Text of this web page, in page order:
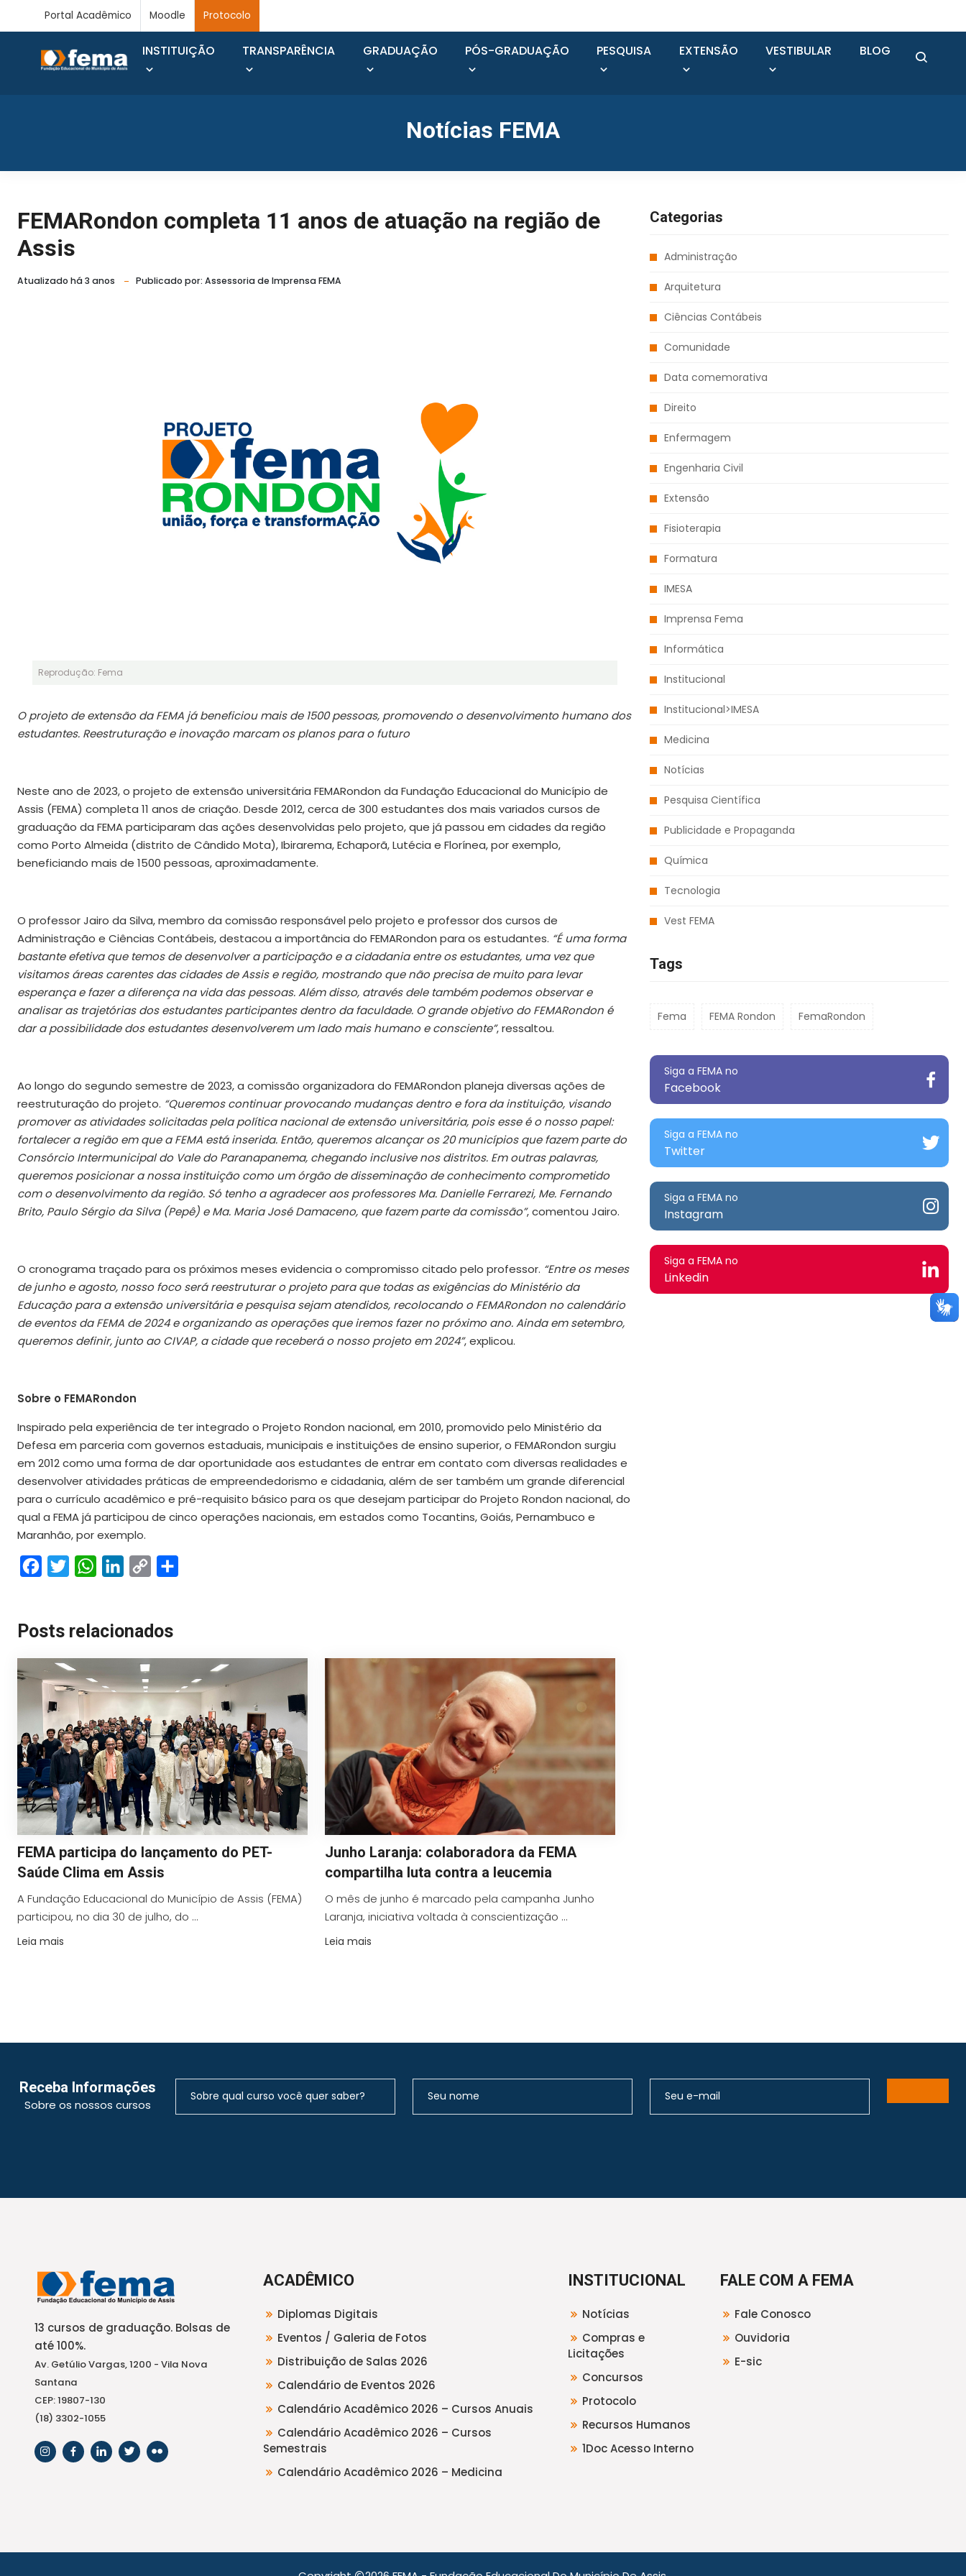
Portal Acadêmico Moodle Protocolo
INSTITUIÇÃO TRANSPARÊNCIA GRADUAÇÃO PÓS-GRADUAÇÃO PESQUISA EXTENSÃO VESTIBULAR BLOG
Notícias FEMA
FEMARondon completa 11 anos de atuação na região de
Assis
Atualizado há 3 anos Publicado por: Assessoria de Imprensa FEMA
Reprodução: Fema
O projeto de extensão da FEMA já beneficiou mais de 1500 pessoas, promovendo o desenvolvimento humano dos
estudantes. Reestruturação e inovação marcam os planos para o futuro
Neste ano de 2023, o projeto de extensão universitária FEMARondon da Fundação Educacional do Município de
Assis (FEMA) completa 11 anos de criação. Desde 2012, cerca de 300 estudantes dos mais variados cursos de
graduação da FEMA participaram das ações desenvolvidas pelo projeto, que já passou em cidades da região
como Porto Almeida (distrito de Cândido Mota), Ibirarema, Echaporã, Lutécia e Florínea, por exemplo,
beneficiando mais de 1500 pessoas, aproximadamente.
O professor Jairo da Silva, membro da comissão responsável pelo projeto e professor dos cursos de
Administração e Ciências Contábeis, destacou a importância do FEMARondon para os estudantes. “É uma forma
bastante efetiva que temos de desenvolver a participação e a cidadania entre os estudantes, uma vez que
visitamos áreas carentes das cidades de Assis e região, mostrando que não precisa de muito para levar
esperança e fazer a diferença na vida das pessoas. Além disso, através dele também podemos observar e
analisar as trajetórias dos estudantes participantes dentro da faculdade. O grande objetivo do FEMARondon é
dar a possibilidade dos estudantes desenvolverem um lado mais humano e consciente”, ressaltou.
Ao longo do segundo semestre de 2023, a comissão organizadora do FEMARondon planeja diversas ações de
reestruturação do projeto. “Queremos continuar provocando mudanças dentro e fora da instituição, visando
promover as atividades solicitadas pela política nacional de extensão universitária, pois esse é o nosso papel:
fortalecer a região em que a FEMA está inserida. Então, queremos alcançar os 20 municípios que fazem parte do
Consórcio Intermunicipal do Vale do Paranapanema, chegando inclusive nos distritos. Em outras palavras,
queremos posicionar a nossa instituição como um órgão de disseminação de conhecimento comprometido
com o desenvolvimento da região. Só tenho a agradecer aos professores Ma. Danielle Ferrarezi, Me. Fernando
Brito, Paulo Sérgio da Silva (Pepê) e Ma. Maria José Damaceno, que fazem parte da comissão”, comentou Jairo.
O cronograma traçado para os próximos meses evidencia o compromisso citado pelo professor. “Entre os meses
de junho e agosto, nosso foco será reestruturar o projeto para que todas as exigências do Ministério da
Educação para a extensão universitária e pesquisa sejam atendidos, recolocando o FEMARondon no calendário
de eventos da FEMA de 2024 e organizando as operações que iremos fazer no próximo ano. Ainda em setembro,
queremos definir, junto ao CIVAP, a cidade que receberá o nosso projeto em 2024”, explicou.
Sobre o FEMARondon
Inspirado pela experiência de ter integrado o Projeto Rondon nacional, em 2010, promovido pelo Ministério da
Defesa em parceria com governos estaduais, municipais e instituições de ensino superior, o FEMARondon surgiu
em 2012 como uma forma de dar oportunidade aos estudantes de entrar em contato com diversas realidades e
desenvolver atividades práticas de empreendedorismo e cidadania, além de ser também um grande diferencial
para o currículo acadêmico e pré-requisito básico para os que desejam participar do Projeto Rondon nacional, do
qual a FEMA já participou de cinco operações nacionais, em estados como Tocantins, Goiás, Pernambuco e
Maranhão, por exemplo.
FacebookTwitterWhatsAppLinkedIn
Copy
Posts relacionados
FEMA participa do lançamento do PET-
Saúde Clima em Assis
A Fundação Educacional do Município de Assis (FEMA)
participou, no dia 30 de julho, do ...
Leia mais
Junho Laranja: colaboradora da FEMA
compartilha luta contra a leucemia
O mês de junho é marcado pela campanha Junho
Laranja, iniciativa voltada à conscientização ...
Leia mais
Categorias
Administração
Arquitetura
Ciências Contábeis
Comunidade
Data comemorativa
Direito
Enfermagem
Engenharia Civil
Extensão
Fisioterapia
Formatura
IMESA
Imprensa Fema
Informática
Institucional
Institucional>IMESA
Medicina
Notícias
Pesquisa Científica
Publicidade e Propaganda
Química
Tecnologia
Vest FEMA
Tags
Fema FEMA Rondon FemaRondon
Siga a FEMA no
Facebook
Siga a FEMA no
Twitter
Siga a FEMA no
Instagram
Siga a FEMA no
Linkedin
Receba Informações
Sobre os nossos cursos
13 cursos de graduação. Bolsas de
até 100%.
Av. Getúlio Vargas, 1200 - Vila Nova
Santana
CEP: 19807-130
(18) 3302-1055
ACADÊMICO
Diplomas Digitais
Eventos / Galeria de Fotos
Distribuição de Salas 2026
Calendário de Eventos 2026
Calendário Acadêmico 2026 – Cursos Anuais
Calendário Acadêmico 2026 – Cursos
Semestrais
Calendário Acadêmico 2026 – Medicina
INSTITUCIONAL
Notícias
Compras e
Licitações
Concursos
Protocolo
Recursos Humanos
1Doc Acesso Interno
FALE COM A FEMA
Fale Conosco
Ouvidoria
E-sic